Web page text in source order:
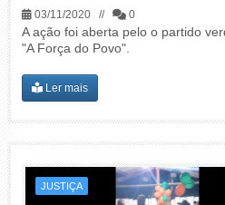
03/11/2020 // 0
A ação foi aberta pelo o partido
"A Força do Povo".
Ler mais
JUSTIÇA